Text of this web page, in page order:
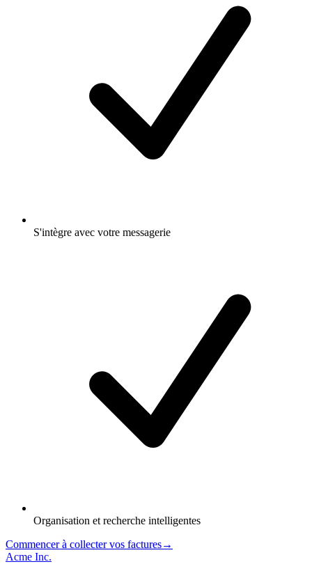
S'intègre avec votre messagerie
Organisation et recherche intelligentes
Commencer à collecter vos factures→
Acme Inc.